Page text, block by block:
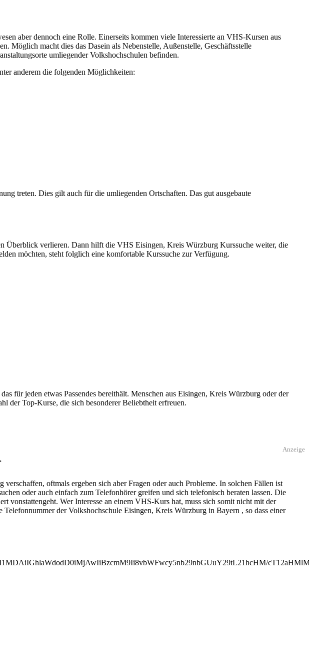
aber dennoch eine Rolle. Einerseits kommen viele Interessierte an VHS-Kursen aus
Möglich macht dies das Dasein als Nebenstelle, Außenstelle, Geschäftsstelle
umliegender Volkshochschulen befinden.
anderem die folgenden Möglichkeiten:
treten. Dies gilt auch für die umliegenden Ortschaften. Das gut ausgebaute
Überblick verlieren. Dann hilft die VHS Eisingen, Kreis Würzburg Kurssuche weiter, die
möchten, steht folglich eine komfortable Kurssuche zur Verfügung.
für jeden etwas Passendes bereithält. Menschen aus Eisingen, Kreis Würzburg oder der
der Top-Kurse, die sich besonderer Beliebtheit erfreuen.
Anzeige
oftmals ergeben sich aber Fragen oder auch Probleme. In solchen Fällen ist
oder auch einfach zum Telefonhörer greifen und sich telefonisch beraten lassen. Die
Wer Interesse an einem VHS-Kurs hat, muss sich somit nicht mit der
der Volkshochschule Eisingen, Kreis Würzburg in Bayern , so dass einer